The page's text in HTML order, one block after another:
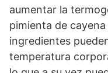
aumentar la
pimienta de
ingredientes
temperatura